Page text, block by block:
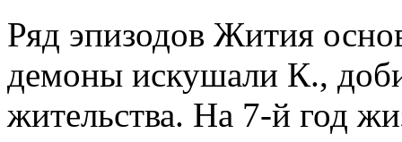
Ряд эпизодов Жития
демоны искушали К.,
жительства. На 7-й год